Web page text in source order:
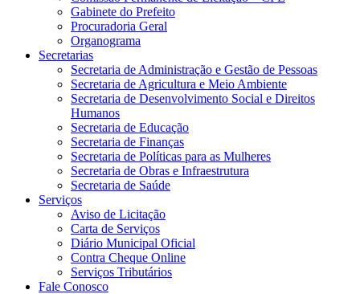
Gabinete do Prefeito
Procuradoria Geral
Organograma
Secretarias
Secretaria de Administração e Gestão de Pessoas
Secretaria de Agricultura e Meio Ambiente
Secretaria de Desenvolvimento Social e Direitos
Humanos
Secretaria de Educação
Secretaria de Finanças
Secretaria de Políticas para as Mulheres
Secretaria de Obras e Infraestrutura
Secretaria de Saúde
Serviços
Aviso de Licitação
Carta de Serviços
Diário Municipal Oficial
Contra Cheque Online
Serviços Tributários
Fale Conosco